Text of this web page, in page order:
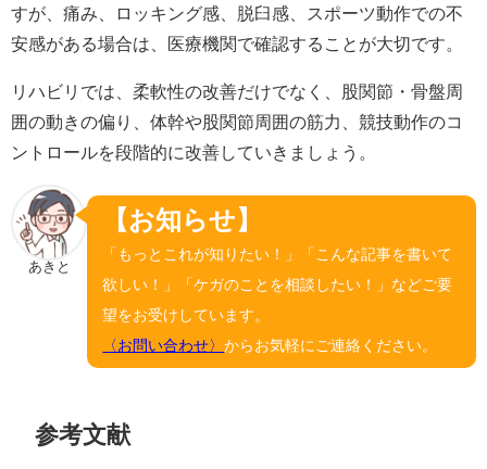
すが、痛み、ロッキング感、脱臼感、スポーツ動作での不
安感がある場合は、医療機関で確認することが大切です。
リハビリでは、柔軟性の改善だけでなく、股関節・骨盤周
囲の動きの偏り、体幹や股関節周囲の筋力、競技動作のコ
ントロールを段階的に改善していきましょう。
あきと
【お知らせ】
「もっとこれが知りたい！」「こんな記事を書いて
欲しい！」「ケガのことを相談したい！」などご要
望をお受けしています。
〈お問い合わせ〉からお気軽にご連絡ください。
参考文献